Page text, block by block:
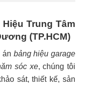
Trung Tâm
(TP.HCM)
án bảng hiệu garage
sóc xe, chúng tôi
sát, thiết kế, sản